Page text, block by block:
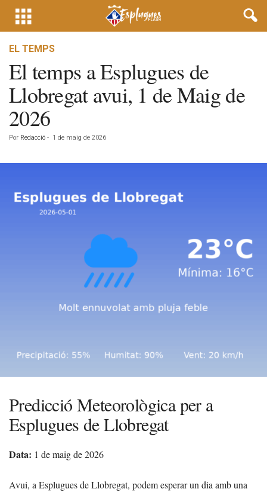
EL TEMPS
El temps a Esplugues de
Llobregat avui, 1 de Maig de
2026
Por Redacció - 1 de maig de 2026
Predicció Meteorològica per a
Esplugues de Llobregat
Data: 1 de maig de 2026
Avui, a Esplugues de Llobregat, podem esperar un dia amb una